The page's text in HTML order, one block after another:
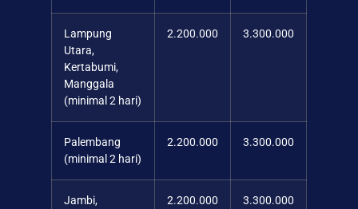
Lampung
Utara,
Kertabumi,
Manggala
(minimal 2 hari)
2.200.000 3.300.000
Palembang
(minimal 2 hari)
2.200.000 3.300.000
Jambi,
2.200.000 3.300.000